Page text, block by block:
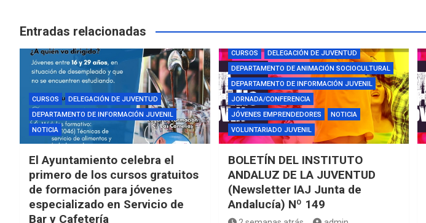
Entradas relacionadas
CURSOS
DELEGACIÓN DE JUVENTUD
DEPARTAMENTO DE INFORMACIÓN JUVENIL
NOTICIA
El Ayuntamiento celebra el
primero de los cursos gratuitos
de formación para jóvenes
especializado en Servicio de
Bar y Cafetería
CURSOS
DELEGACIÓN DE JUVENTUD
DEPARTAMENTO DE ANIMACIÓN SOCIOCULTURAL
DEPARTAMENTO DE INFORMACIÓN JUVENIL
JORNADA/CONFERENCIA
JÓVENES EMPRENDEDORES
NOTICIA
VOLUNTARIADO JUVENIL
BOLETÍN DEL INSTITUTO
ANDALUZ DE LA JUVENTUD
(Newsletter IAJ Junta de
Andalucía) Nº 149